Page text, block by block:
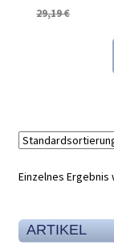
29,19€
Einzelnes
ARTIKEL